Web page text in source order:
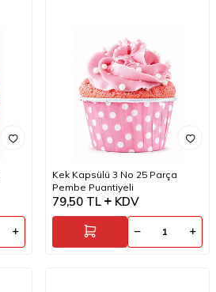
Kek Kapsülü 3 No 25 Parça
Pembe Puantiyeli
79,50 TL KDV